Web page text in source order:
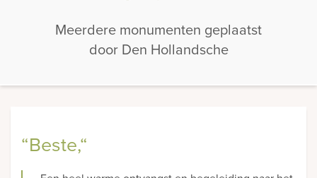
Meerdere monumenten geplaatst
door Den Hollandsche
“Beste,“